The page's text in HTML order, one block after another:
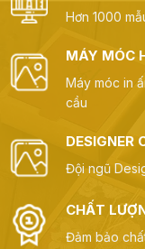
Hơn 1000
MÁY MÓC
Máy móc in
cầu
DESIGNER
Đội ngũ
CHẤT
Đảm bảo